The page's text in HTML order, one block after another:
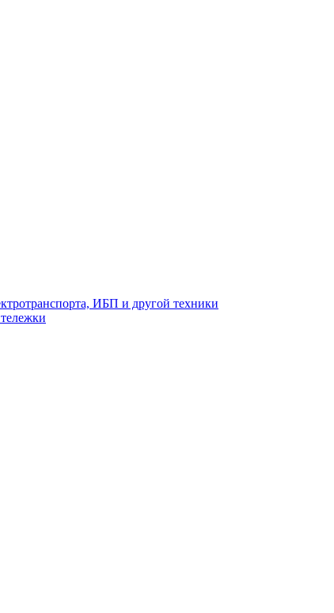
ИБП и другой техники